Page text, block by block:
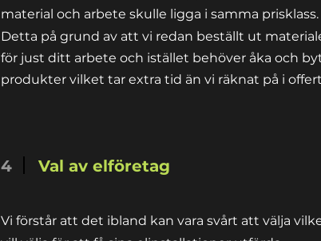
material och arbete skulle ligga i samma prisklass.
Detta på grund av att vi redan beställt ut
för just ditt arbete och istället behöver åka och
produkter vilket tar extra tid än vi räknat på i
4 Val av elföretag
Vi förstår att det ibland kan vara svårt att välja